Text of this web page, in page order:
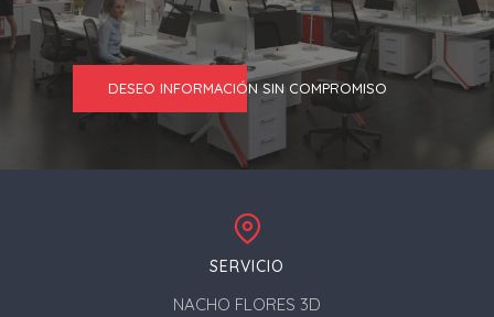
DESEO INFORMACIÓN SIN COMPROMISO
SERVICIO
NACHO FLORES 3D